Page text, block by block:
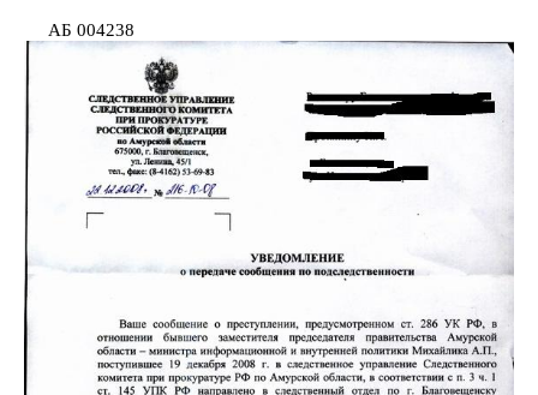
АБ 004238